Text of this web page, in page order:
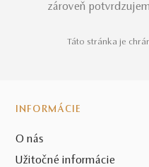
zároveň
Táto stránka je
INFORMÁCIE
O nás
Užitočné informácie